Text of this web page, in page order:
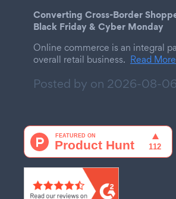
Converting Cross-Border
Black Friday & Cyber Monday
Online commerce is an integral
overall retail business. Read More
Posted by on 2026-08-06